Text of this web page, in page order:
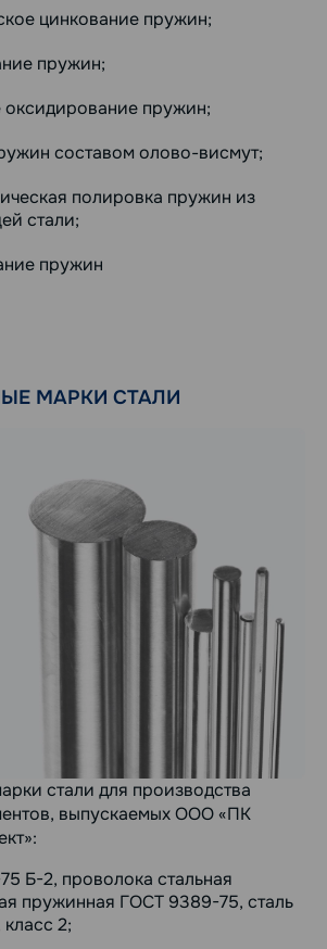
цинкование пружин;
пружин;
оксидирование пружин;
составом олово-висмут;
полировка пружин из
стали;
пружин
МАРКИ СТАЛИ
стали для производства
выпускаемых ООО «ПК
Б-2, проволока стальная
пружинная ГОСТ 9389-75, сталь
2;